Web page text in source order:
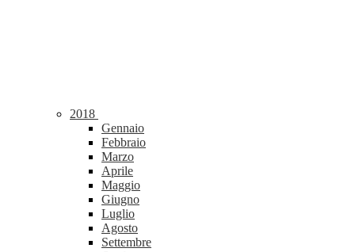
2018
Gennaio
Febbraio
Marzo
Aprile
Maggio
Giugno
Luglio
Agosto
Settembre